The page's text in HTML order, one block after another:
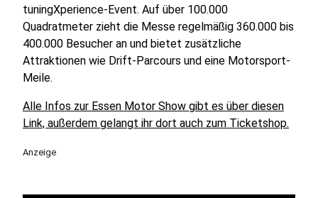
tuningXperience-Event. Auf über 100.000
Quadratmeter zieht die Messe regelmäßig 360.000 bis
400.000 Besucher an und bietet zusätzliche
Attraktionen wie Drift-Parcours und eine Motorsport-
Meile.
Alle Infos zur Essen Motor Show gibt es über diesen
Link, außerdem gelangt ihr dort auch zum Ticketshop.
Anzeige